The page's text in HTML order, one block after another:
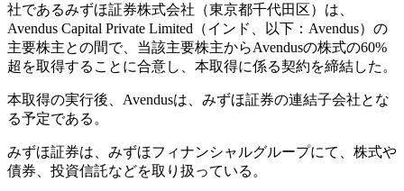
社であるみずほ証券株式会社（東京都千代田区）は、
Avendus Capital Private Limited（インド、以下：Avendus）の
主要株主との間で、当該主要株主からAvendusの株式の60%
超を取得することに合意し、本取得に係る契約を締結した。
本取得の実行後、Avendusは、みずほ証券の連結子会社とな
る予定である。
みずほ証券は、みずほフィナンシャルグループにて、株式や
債券、投資信託などを取り扱っている。